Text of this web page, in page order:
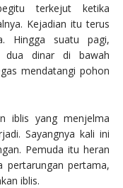
terkejut ketika
Kejadian itu terus
Hingga suatu pagi,
dua dinar di bawah
mendatangi pohon
iblis yang menjelma
Sayangnya kali ini
Pemuda itu heran
pertarungan pertama,
iblis.